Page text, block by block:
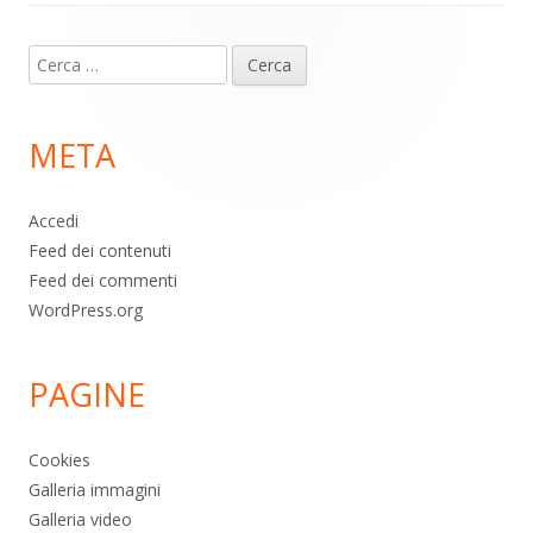
piè
pagina
Ricerca
per:
META
Accedi
Feed dei contenuti
Feed dei commenti
WordPress.org
PAGINE
Cookies
Galleria immagini
Galleria video